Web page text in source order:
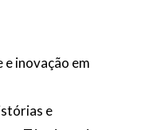
e inovação em
e